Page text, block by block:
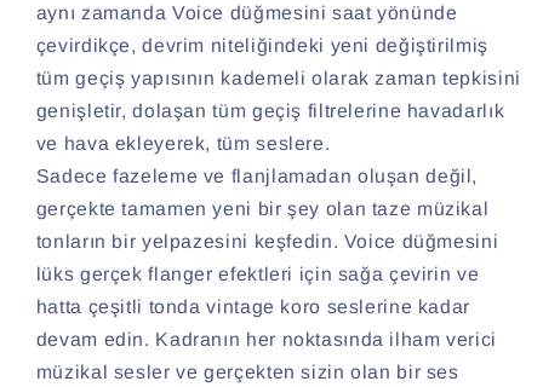
aynı zamanda Voice düğmesini saat yönünde
çevirdikçe, devrim niteliğindeki yeni değiştirilmiş
tüm geçiş yapısının kademeli olarak zaman tepkisini
genişletir, dolaşan tüm geçiş filtrelerine havadarlık
ve hava ekleyerek, tüm seslere.
Sadece fazeleme ve flanjlamadan oluşan değil,
gerçekte tamamen yeni bir şey olan taze müzikal
tonların bir yelpazesini keşfedin. Voice düğmesini
lüks gerçek flanger efektleri için sağa çevirin ve
hatta çeşitli tonda vintage koro seslerine kadar
devam edin. Kadranın her noktasında ilham verici
müzikal sesler ve gerçekten sizin olan bir ses